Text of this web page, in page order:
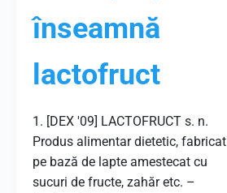
înseamnă
lactofruct
1. [DEX '09] LACTOFRUCT s. n.
Produs alimentar dietetic, fabricat
pe bază de lapte amestecat cu
sucuri de fructe, zahăr etc. –